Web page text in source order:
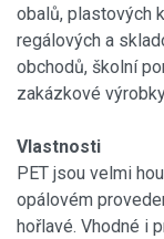
obalů, plastových
regálových a
obchodů, školní
zakázkové
Vlastnosti
PET jsou velmi
opálovém
hořlavé. Vhodné i